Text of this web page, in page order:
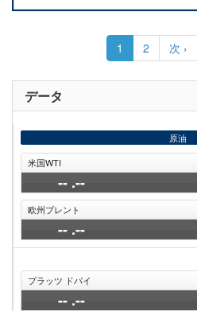
送
り
カ
レ
ン
ペ
1 Page
2
次
ペ
ー
次 ›
データ
原油
米国WTI
-- .--
欧州ブレント
-- .--
プラッツ ドバイ
-- .--